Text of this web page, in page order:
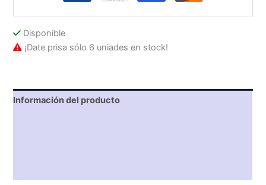
Disponible
¡Date prisa sólo 6 uniades en stock!
Información del producto